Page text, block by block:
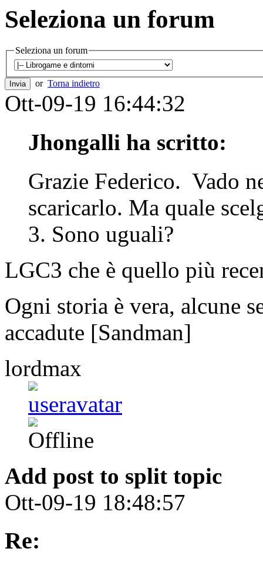
Seleziona un forum
Seleziona un forum
or Torna indietro
Ott-09-19 16:44:32
Jhongalli ha scritto:
Grazie Federico. Vado
scaricarlo. Ma quale
3. Sono uguali?
LGC3 che è quello più
Ogni storia è vera, alcune
accadute [Sandman]
lordmax
Add post to split topic
Ott-09-19 18:48:57
Re: